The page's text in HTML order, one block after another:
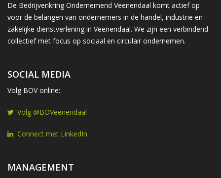
De Bedrijvenkring Ondernemend Veenendaal komt actief op
voor de belangen van ondernemers in de handel, industrie en
zakelijke dienstverlening in Veenendaal. We zijn een verbindend
collectief met focus op sociaal en circulair ondernemen.
SOCIAL MEDIA
Volg BOV online:
Volg @BOVeenendaal
Connect met LinkedIn
MANAGEMENT